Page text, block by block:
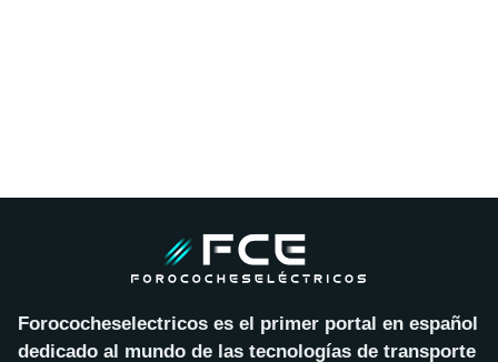
Forococheselectricos es el primer portal en español
dedicado al mundo de las tecnologías de transporte